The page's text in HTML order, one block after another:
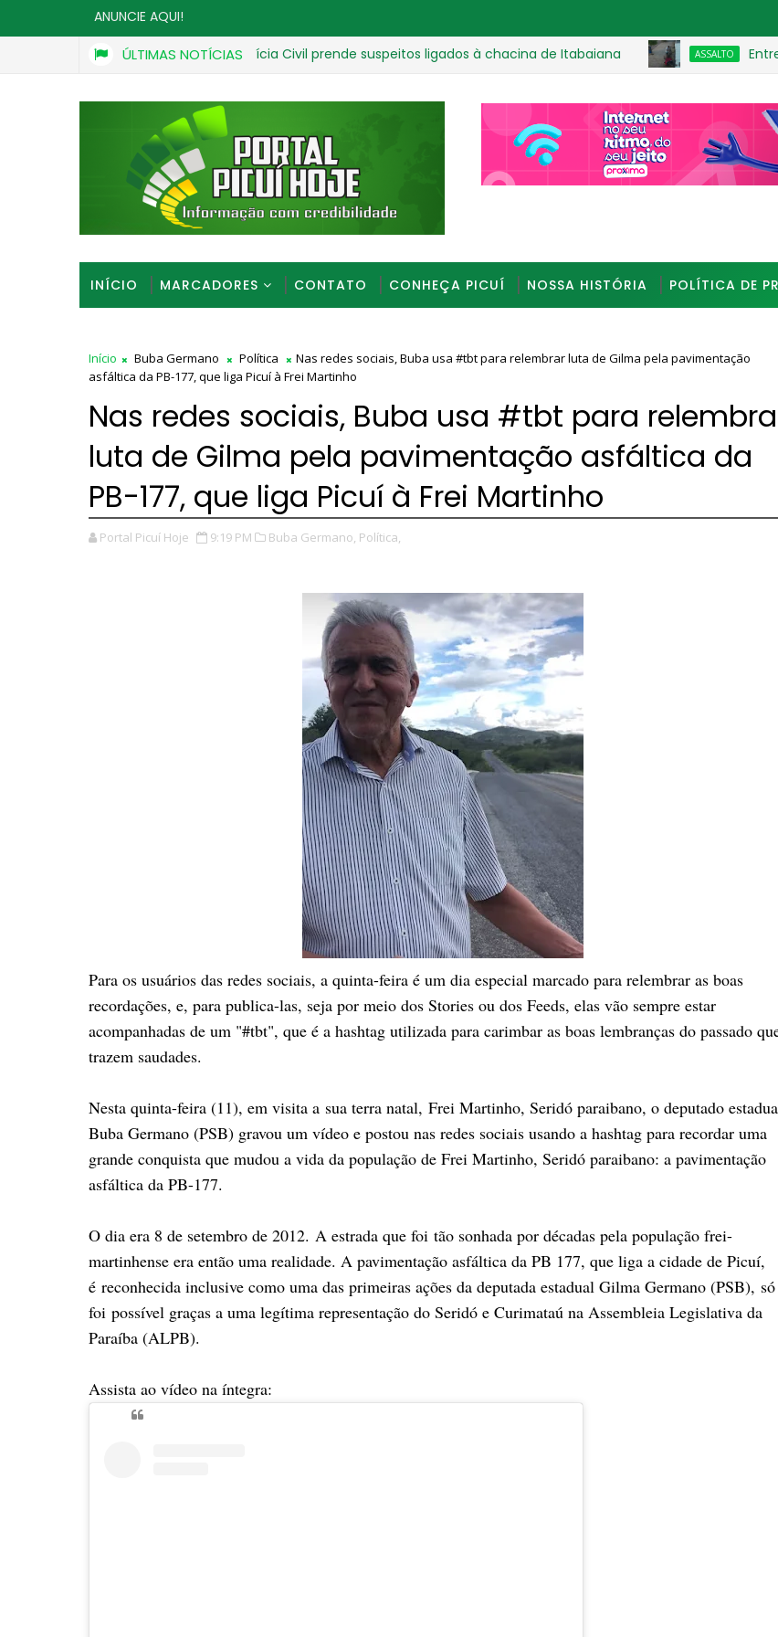
ANUNCIE AQUI!
ÚLTIMAS NOTÍCIAS
Operação da Polícia Civil prende suspeitos ligados à chacina de Itabaiana ASSALTO Entregador
INÍCIO MARCADORES CONTATO CONHEÇA PICUÍ NOSSA HISTÓRIA POLÍTICA DE
Início Buba Germano Política
Nas redes sociais, Buba usa #tbt para relembrar luta de Gilma pela pavimentação
asfáltica da PB-177, que liga Picuí à Frei Martinho
Nas redes sociais, Buba usa #tbt para
luta de Gilma pela pavimentação asfáltica da
PB-177, que liga Picuí à Frei Martinho
Portal Picuí Hoje 9:19 PM Buba Germano, Política,
Para os usuários das redes sociais, a quinta-feira é um dia especial marcado para relembrar as boas
recordações, e, para publica-las, seja por meio dos Stories ou dos Feeds, elas vão sempre estar
acompanhadas de um "#tbt", que é a hashtag utilizada para carimbar as boas lembranças do passado
trazem saudades.
Nesta quinta-feira (11), em visita a sua terra natal, Frei Martinho, Seridó paraibano, o deputado
Buba Germano (PSB) gravou um vídeo e postou nas redes sociais usando a hashtag para recordar uma
grande conquista que mudou a vida da população de Frei Martinho, Seridó paraibano: a pavimentação
asfáltica da PB-177.
O dia era 8 de setembro de 2012. A estrada que foi tão sonhada por décadas pela população frei-
martinhense era então uma realidade. A pavimentação asfáltica da PB 177, que liga a cidade de Picuí,
é reconhecida inclusive como uma das primeiras ações da deputada estadual Gilma Germano (PSB), só
foi possível graças a uma legítima representação do Seridó e Curimataú na Assembleia Legislativa da
Paraíba (ALPB).
Assista ao vídeo na íntegra: